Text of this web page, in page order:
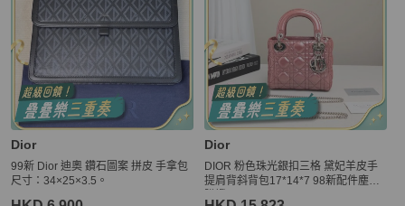
Dior
99新 Dior 迪奧 鑽石圖案 拼皮 手拿包
尺寸：34×25×3.5。
Dior
DIOR 粉色珠光銀扣三格 黛妃羊皮手
提肩背斜背包17*14*7 98新配件塵袋